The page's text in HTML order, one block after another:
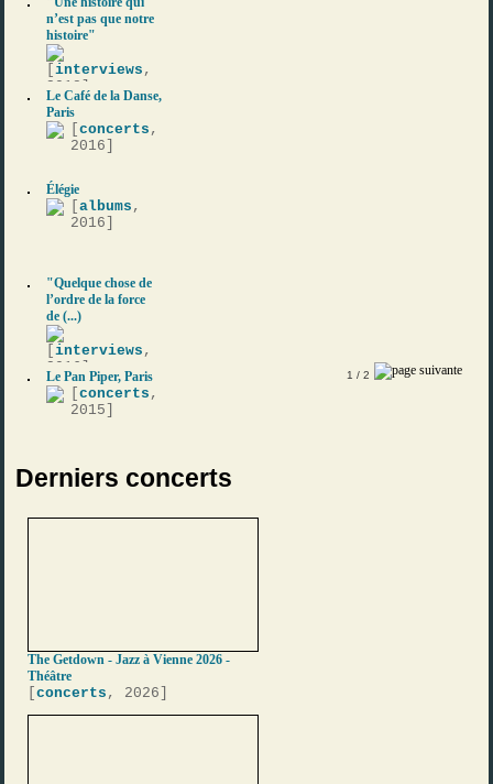
n’est pas que notre
histoire"
[interviews ,
2018]
Le Café de la Danse,
Paris
[concerts ,
2016]
Élégie
[albums ,
2016]
"Quelque chose de
l’ordre de la force
de (...)
[interviews ,
2016]
Le Pan Piper, Paris
[concerts ,
2015]
1 / 2
Derniers concerts
The Getdown - Jazz à Vienne 2026 -
Théâtre
[concerts , 2026]